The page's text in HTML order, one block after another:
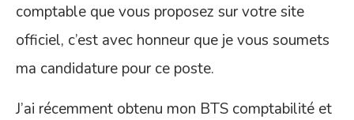
comptable que vous proposez sur votre site
officiel, c’est avec honneur que je vous soumets
ma candidature pour ce poste.
J’ai récemment obtenu mon BTS comptabilité et